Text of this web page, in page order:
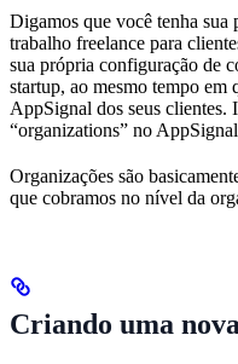
Digamos que você tenha sua
trabalho freelance para
sua própria configuração de
startup, ao mesmo tempo em
AppSignal dos seus clientes.
“organizations” no
Organizações são
que cobramos no nível da
Criando uma